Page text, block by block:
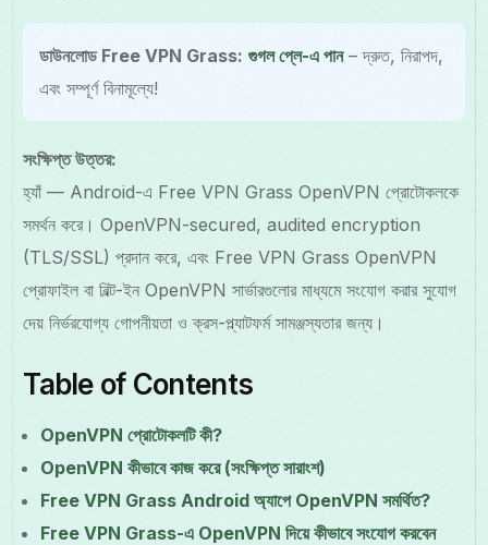
ডাউনলোড Free VPN Grass: গুগল প্লে-এ পান– দ্রুত, নিরাপদ,
এবং সম্পূর্ণ বিনামূল্যে!
সংক্ষিপ্ত উত্তর:
হ্যাঁ — Android-এ Free VPN Grass OpenVPN প্রোটোকলকে
সমর্থন করে। OpenVPN-secured, audited encryption
(TLS/SSL) প্রদান করে, এবং Free VPN Grass OpenVPN
প্রোফাইল বা বিল্ট-ইন OpenVPN সার্ভারগুলোর মাধ্যমে সংযোগ করার সুযোগ
দেয় নির্ভরযোগ্য গোপনীয়তা ও ক্রস-প্ল্যাটফর্ম সামঞ্জস্যতার জন্য।
Table of Contents
OpenVPN প্রোটোকলটি কী?
OpenVPN কীভাবে কাজ করে (সংক্ষিপ্ত সারাংশ)
Free VPN Grass Android অ্যাপে OpenVPN সমর্থিত?
Free VPN Grass-এ OpenVPN দিয়ে কীভাবে সংযোগ করবেন